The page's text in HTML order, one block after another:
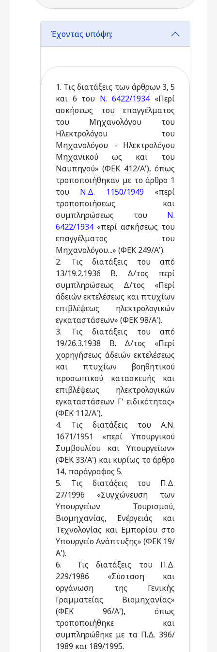
Έχοντας υπόψη:
1. Τις διατάξεις των άρθρων 3, 5
και 6 του Ν. 6422/1934 «Περί
ασκήσεως του επαγγέλματος
του Μηχανολόγου του
Ηλεκτρολόγου του
Μηχανολόγου - Ηλεκτρολόγου
Μηχανικού ως και του
Ναυπηγού» (ΦΕΚ 412/Α'), όπως
τροποποιήθηκαν με το άρθρο 1
του Ν.Δ. 1150/1949 «περί
τροποποιήσεως και
συμπληρώσεως του Ν.
6422/1934 «περί ασκήσεως του
επαγγέλματος του
Μηχανολόγου...» (ΦΕΚ 249/Α').
2. Τις διατάξεις του από
13/19.2.1936 Β. Δ/τος περί
συμπληρώσεως Δ/τος «Περί
άδειών εκτελέσεως και πτυχίων
επιβλέψεως ηλεκτρολογικών
εγκαταστάσεων» (ΦΕΚ 98/Α').
3. Τις διατάξεις του από
19/26.3.1938 Β. Δ/τος «Περί
χορηγήσεως άδειών εκτελέσεως
και πτυχίων βοηθητικού
προσωπικού κατασκευής και
επιβλέψεως ηλεκτρολογικών
εγκαταστάσεων Γ' ειδικότητας»
(ΦΕΚ 112/Α').
4. Τις διατάξεις του Α.Ν.
1671/1951 «περί Υπουργικού
Συμβουλίου και Υπουργείων»
(ΦΕΚ 33/Α') και κυρίως το άρθρο
14, παράγραφος 5.
5. Τις διατάξεις του Π.Δ.
27/1996 «Συγχώνευση των
Υπουργείων Τουρισμού,
Βιομηχανίας, Ενέργειάς και
Τεχνολογίας και Εμπορίου στο
Υπουργείο Ανάπτυξης» (ΦΕΚ 19/
Α').
6. Τις διατάξεις του Π.Δ.
229/1986 «Σύσταση και
οργάνωση της Γενικής
Γραμματείας Βιομηχανίας»
(ΦΕΚ 96/Α'), όπως
τροποποιήθηκε και
συμπληρώθηκε με τα Π.Δ. 396/
1989 και 189/1995.